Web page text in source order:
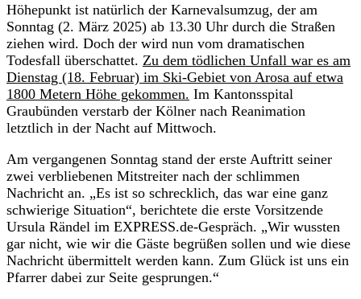
Höhepunkt ist natürlich der Karnevalsumzug, der am
Sonntag (2. März 2025) ab 13.30 Uhr durch die Straßen
ziehen wird. Doch der wird nun vom dramatischen
Todesfall überschattet. Zu dem tödlichen Unfall war es am
Dienstag (18. Februar) im Ski-Gebiet von Arosa auf etwa
1800 Metern Höhe gekommen. Im Kantonsspital
Graubünden verstarb der Kölner nach Reanimation
letztlich in der Nacht auf Mittwoch.
Am vergangenen Sonntag stand der erste Auftritt seiner
zwei verbliebenen Mitstreiter nach der schlimmen
Nachricht an. „Es ist so schrecklich, das war eine ganz
schwierige Situation“, berichtete die erste Vorsitzende
Ursula Rändel im EXPRESS.de-Gespräch. „Wir wussten
gar nicht, wie wir die Gäste begrüßen sollen und wie diese
Nachricht übermittelt werden kann. Zum Glück ist uns ein
Pfarrer dabei zur Seite gesprungen.“